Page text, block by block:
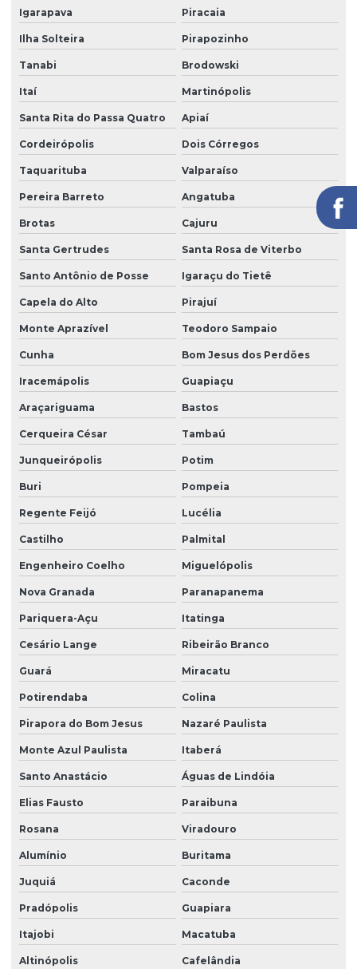
Segurança portaria zeladoria
Serviço de câmeras 24 horas
Serviço de facilities
Serviço de limpeza para empresas
Serviço de limpeza com equipamentos profissionais
Serviço de limpeza pós obra
Serviço de limpeza terceirizado preço
Serviço de limpeza de vidros
Serviço de limpeza zeladoria
Serviço de portaria virtual
Serviço de portaria e zeladoria
Serviço de terceirização de limpeza
Serviço terceirizado de limpeza
Serviço de zelador condomínio
Serviço de zelador terceirizado
Serviços de portaria e recepção
Serviços de recepção e portaria
Serviços de terceirização de recepção
Serviços de zeladoria limpeza
Serviços de zeladoria e segurança em condomínios
Sistema de portaria virtual
Soluções em facilities
Terceirização de limpeza
Terceirização de limpeza para condomínios
Terceirizada de limpeza
Torre de monitoramento
Trabalho em altura limpeza de fachada
Trabalho em altura limpeza de vidros
Igarapava Piracaia
Ilha Solteira Pirapozinho
Tanabi Brodowski
Itaí Martinópolis
Santa Rita do Passa Quatro Apiaí
Cordeirópolis Dois Córregos
Taquarituba Valparaíso
Pereira Barreto Angatuba
Brotas Cajuru
Santa Gertrudes Santa Rosa de Viterbo
Santo Antônio de Posse Igaraçu do Tietê
Capela do Alto Pirajuí
Monte Aprazível Teodoro Sampaio
Cunha Bom Jesus dos Perdões
Iracemápolis Guapiaçu
Araçariguama Bastos
Cerqueira César Tambaú
Junqueirópolis Potim
Buri Pompeia
Regente Feijó Lucélia
Castilho Palmital
Engenheiro Coelho Miguelópolis
Nova Granada Paranapanema
Pariquera-Açu Itatinga
Cesário Lange Ribeirão Branco
Guará Miracatu
Potirendaba Colina
Pirapora do Bom Jesus Nazaré Paulista
Monte Azul Paulista Itaberá
Santo Anastácio Águas de Lindóia
Elias Fausto Paraibuna
Rosana Viradouro
Alumínio Buritama
Juquiá Caconde
Pradópolis Guapiara
Itajobi Macatuba
Altinópolis Cafelândia